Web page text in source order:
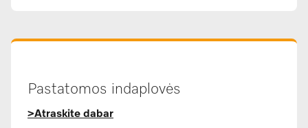
Pastatomos indaplovės
>Atraskite dabar